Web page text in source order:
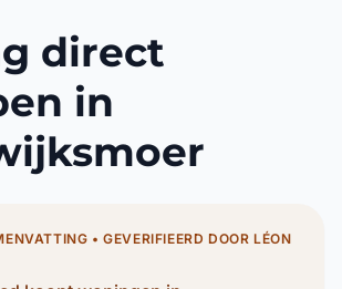
direct
in
• GEVERIFIEERD DOOR LÉON